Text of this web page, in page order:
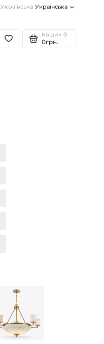
Українська Українська
Кошик 0
0грн.